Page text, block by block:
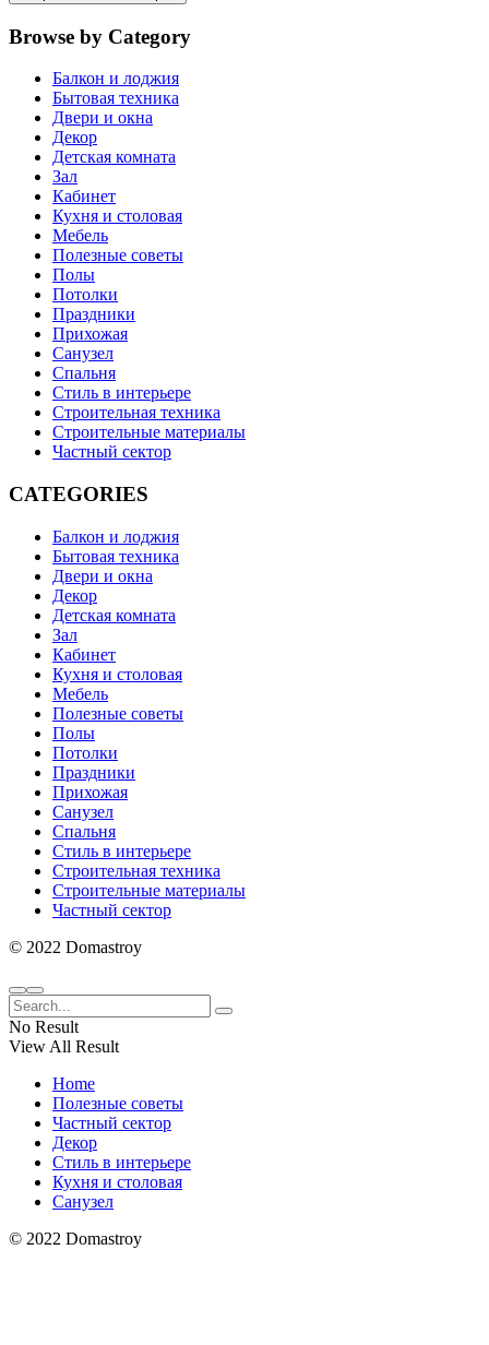
Browse by Category
Балкон и лоджия
Бытовая техника
Двери и окна
Декор
Детская комната
Зал
Кабинет
Кухня и столовая
Мебель
Полезные советы
Полы
Потолки
Праздники
Прихожая
Санузел
Спальня
Стиль в интерьере
Строительная техника
Строительные материалы
Частный сектор
CATEGORIES
Балкон и лоджия
Бытовая техника
Двери и окна
Декор
Детская комната
Зал
Кабинет
Кухня и столовая
Мебель
Полезные советы
Полы
Потолки
Праздники
Прихожая
Санузел
Спальня
Стиль в интерьере
Строительная техника
Строительные материалы
Частный сектор
© 2022 Domastroy
No Result
View All Result
Home
Полезные советы
Частный сектор
Декор
Стиль в интерьере
Кухня и столовая
Санузел
© 2022 Domastroy